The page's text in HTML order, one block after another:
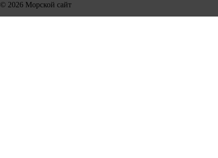
© 2026 Морской сайт